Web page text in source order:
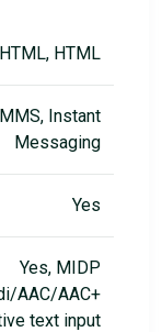
HTML
Instant
Messaging
Yes
Yes, MIDP
AAC/AAC+
text input